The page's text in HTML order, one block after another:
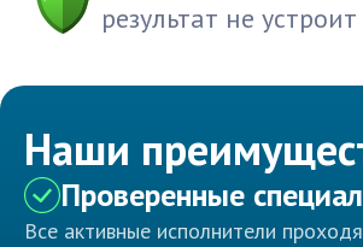
результат не устроит
Наши
Проверенные
Все активные исполнители